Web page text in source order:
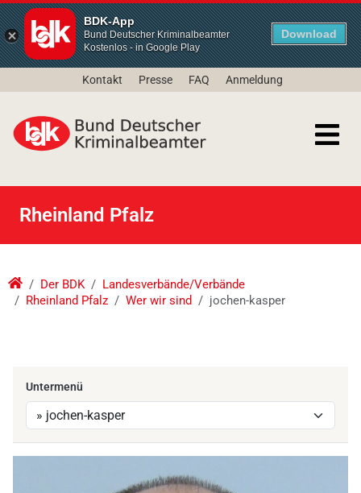
BDK-App
Bund Deutscher Kriminalbeamter
Kostenlos - in Google Play
Download
Kontakt Presse FAQ Anmeldung
Rheinland Pfalz
Der BDK
Landesverbände/Verbände
Rheinland Pfalz
Wer wir sind jochen-kasper
Untermenü